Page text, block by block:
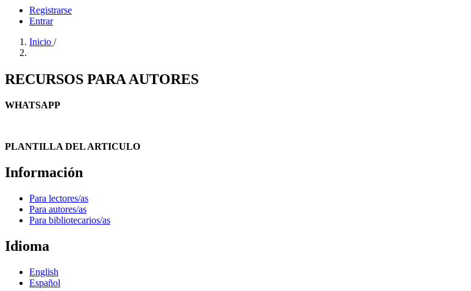
Registrarse
Entrar
Inicio /
RECURSOS PARA AUTORES
WHATSAPP
PLANTILLA DEL ARTICULO
Información
Para lectores/as
Para autores/as
Para bibliotecarios/as
Idioma
English
Español